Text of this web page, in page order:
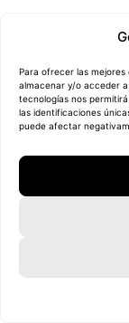
Para ofrecer las mejores
almacenar y/o acceder
tecnologías nos
las identificaciones
puede afectar